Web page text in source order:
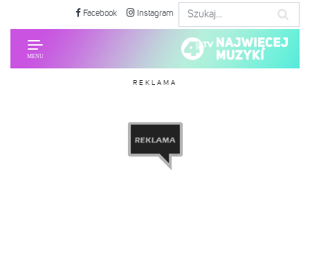
Facebook Instagram
REKLAMA